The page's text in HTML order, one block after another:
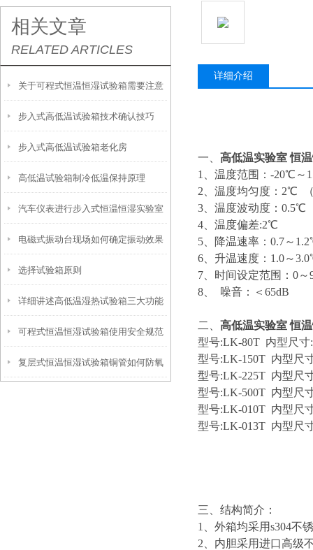
相关文章
RELATED ARTICLES
关于可程式恒温恒湿试验箱需要注意
的放置问题
步入式高低温试验箱技术确认技巧
步入式高低温试验箱老化房
高低温试验箱制冷低温保持原理
汽车仪表进行步入式恒温恒湿实验室
低温测试的好处
电磁式振动台现场如何确定振动效果
选择试验箱原则
详细讲述高低温湿热试验箱三大功能
可程式恒温恒湿试验箱使用安全规范
复层式恒温恒湿试验箱铜管如何防氧
详细介绍
一、 高低温实验室 恒
1、温度范围：-20℃
2、温度均匀度：2℃
3、温度波动度：0.5℃
4、温度偏差:2℃
5、降温速率：0.7～
6、升温速度：1.0～
7、时间设定范围：0
8、 噪音：＜65dB
二、 高低温实验室 恒
型号:LK-80T 内型尺寸
型号:LK-150T 内型尺
型号:LK-225T 内型尺
型号:LK-500T 内型尺
型号:LK-010T 内型尺
型号:LK-013T 内型尺
三、 结构简介：
1、外箱均采用s304不
2、内胆采用进口高级